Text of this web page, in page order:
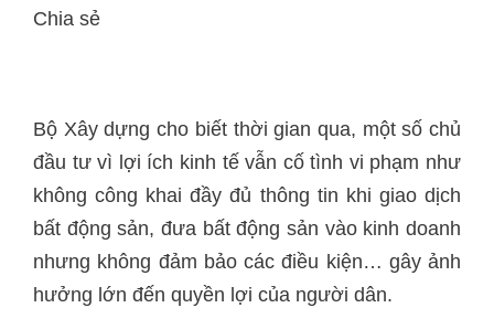
Chia sẻ
Bộ Xây dựng cho biết thời gian qua, một số chủ
đầu tư vì lợi ích kinh tế vẫn cố tình vi phạm như
không công khai đầy đủ thông tin khi giao dịch
bất động sản, đưa bất động sản vào kinh doanh
nhưng không đảm bảo các điều kiện… gây ảnh
hưởng lớn đến quyền lợi của người dân.